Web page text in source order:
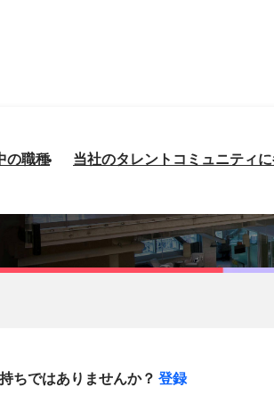
の職種 当社のタレントコミュニティ
ちではありませんか？ 登録